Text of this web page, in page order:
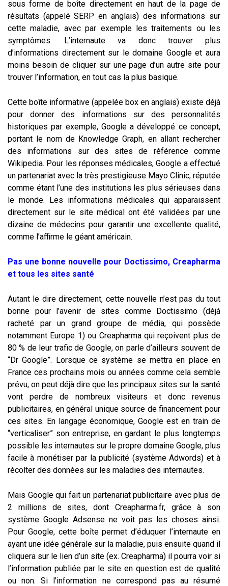
sous forme de boîte directement en haut de la page de
résultats (appelé SERP en anglais) des informations sur
cette maladie, avec par exemple les traitements ou les
symptômes. L’internaute va donc trouver plus
d’informations directement sur le domaine Google et aura
moins besoin de cliquer sur une page d’un autre site pour
trouver l’information, en tout cas la plus basique.
Cette boîte informative (appelée box en anglais) existe déjà
pour donner des informations sur des personnalités
historiques par exemple, Google a développé ce concept,
portant le nom de Knowledge Graph, en allant rechercher
des informations sur des sites de référence comme
Wikipedia. Pour les réponses médicales, Google a effectué
un partenariat avec la très prestigieuse Mayo Clinic, réputée
comme étant l’une des institutions les plus sérieuses dans
le monde. Les informations médicales qui apparaissent
directement sur le site médical ont été validées par une
dizaine de médecins pour garantir une excellente qualité,
comme l’affirme le géant américain.
Pas une bonne nouvelle pour Doctissimo, Creapharma
et tous les sites santé
Autant le dire directement, cette nouvelle n’est pas du tout
bonne pour l’avenir de sites comme Doctissimo (déjà
racheté par un grand groupe de média, qui possède
notamment Europe 1) ou Creapharma qui reçoivent plus de
80 % de leur trafic de Google, on parle d’ailleurs souvent de
“Dr Google”. Lorsque ce système se mettra en place en
France ces prochains mois ou années comme cela semble
prévu, on peut déjà dire que les principaux sites sur la santé
vont perdre de nombreux visiteurs et donc revenus
publicitaires, en général unique source de financement pour
ces sites. En langage économique, Google est en train de
“verticaliser” son entreprise, en gardant le plus longtemps
possible les internautes sur le propre domaine Google, plus
facile à monétiser par la publicité (système Adwords) et à
récolter des données sur les maladies des internautes.
Mais Google qui fait un partenariat publicitaire avec plus de
2 millions de sites, dont Creapharma.fr, grâce à son
système Google Adsense ne voit pas les choses ainsi.
Pour Google, cette boîte permet d’éduquer l’internaute en
ayant une idée générale sur la maladie, puis ensuite quand il
cliquera sur le lien d’un site (ex. Creapharma) il pourra voir si
l’information publiée par le site en question est de qualité
ou non. Si l’information ne correspond pas au résumé